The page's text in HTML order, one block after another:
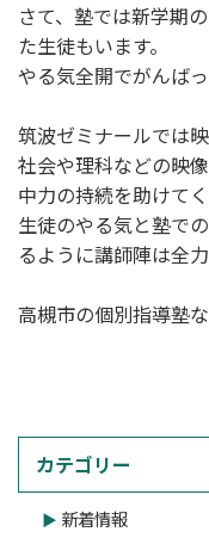
さて、塾では新学期
た生徒もいます。
やる気全開でがんば
筑波ゼミナールでは
社会や理科などの映
中力の持続を助けてく
生徒のやる気と塾で
るように講師陣は全
高槻市の個別指導塾
カテゴリー
新着情報